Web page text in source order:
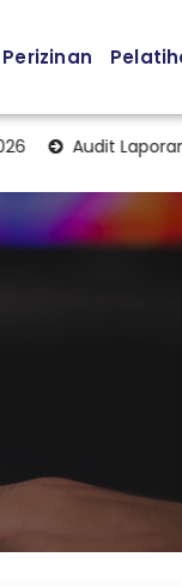
Perizinan
Audit Laporan